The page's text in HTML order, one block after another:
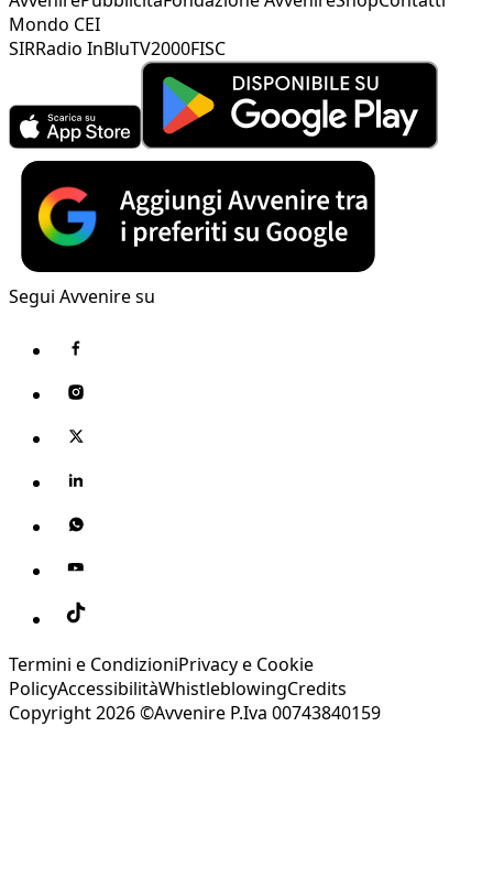
Mondo CEI
SIRRadio InBluTV2000FISC
Segui Avvenire su
Termini e CondizioniPrivacy e Cookie
PolicyAccessibilitàWhistleblowingCredits
Copyright 2026 ©Avvenire P.Iva 00743840159